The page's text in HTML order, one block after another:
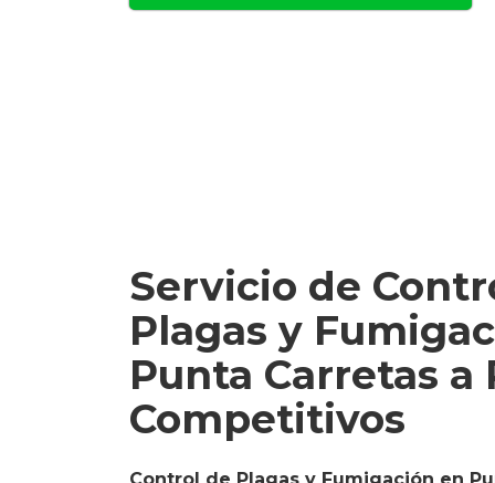
Servicio de
Plagas y
Punta Carretas a
Competitivos